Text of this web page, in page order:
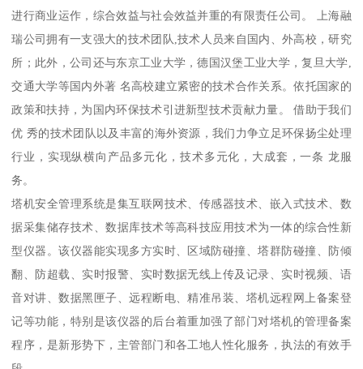
进行商业运作，综合效益与社会效益并重的有限责任公司。 上海融
瑞公司拥有一支强大的技术团队,技术人员来自国内、外高校，研究
所；此外，公司还与东京工业大学，德国汉堡工业大学，复旦大学,
交通大学等国内外著 名高校建立紧密的技术合作关系。依托国家的
政策和扶持，为国内环保技术引进新型技术贡献力量。 借助于我们
优 秀的技术团队以及丰富的海外资源，我们力争立足环保扬尘处理
行业，实现纵横向产品多元化，技术多元化，大成套，一条 龙服
务。
塔机安全管理系统是集互联网技术、传感器技术、嵌入式技术、数
据采集储存技术、数据库技术等高科技应用技术为一体的综合性新
型仪器。该仪器能实现多方实时、区域防碰撞、塔群防碰撞、防倾
翻、防超载、实时报警、实时数据无线上传及记录、实时视频、语
音对讲、数据黑匣子、远程断电、精准吊装、塔机远程网上备案登
记等功能，特别是该仪器的后台着重加强了部门对塔机的管理备案
程序，是新形势下，主管部门和各工地人性化服务，执法的有效手